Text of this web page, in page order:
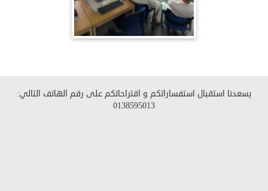
يسعدنا استقبال استفساراتكم و اقتراحاتكم على رقم الهاتف التالي:
0138595013